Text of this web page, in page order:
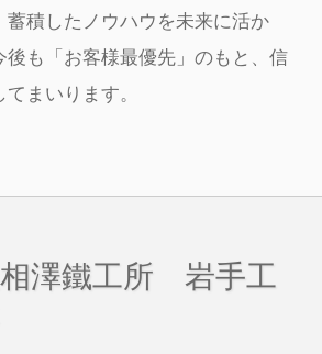
蓄積したノウハウを未来に活か
後も「お客様最優先」のもと、信
まいります。
澤鐵工所 岩手工